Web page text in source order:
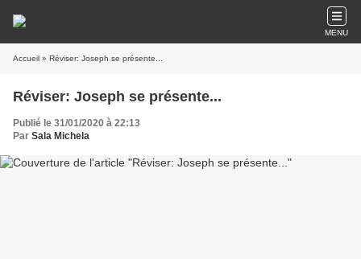
MENU
Accueil » Réviser: Joseph se présente...
Réviser: Joseph se présente...
Publié le 31/01/2020 à 22:13
Par Sala Michela